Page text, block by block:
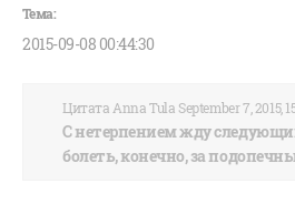
2015-09-08 00:44:30
Цитата Anna Tula September 7, 2015,
С нетерпением жду
болеть, конечно, за